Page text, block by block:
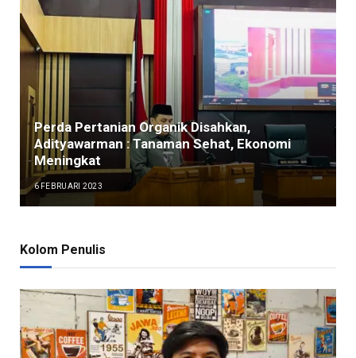
Perda Pertanian Organik Disahkan,
Adityawarman : Tanaman Sehat, Ekonomi
Meningkat
6 FEBRUARI 2023
Kolom Penulis